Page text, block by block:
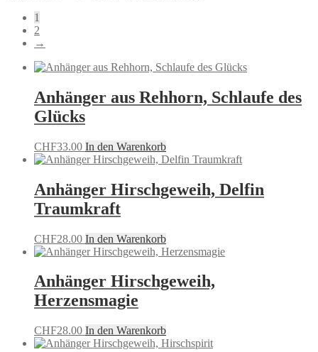
1
2
→
Anhänger aus Rehhorn, Schlaufe des
Glücks
CHF33.00 In den Warenkorb
Anhänger Hirschgeweih, Delfin
Traumkraft
CHF28.00 In den Warenkorb
Anhänger Hirschgeweih,
Herzensmagie
CHF28.00 In den Warenkorb